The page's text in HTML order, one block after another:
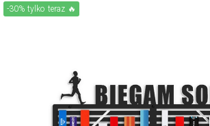
-30% tylko teraz 🔥